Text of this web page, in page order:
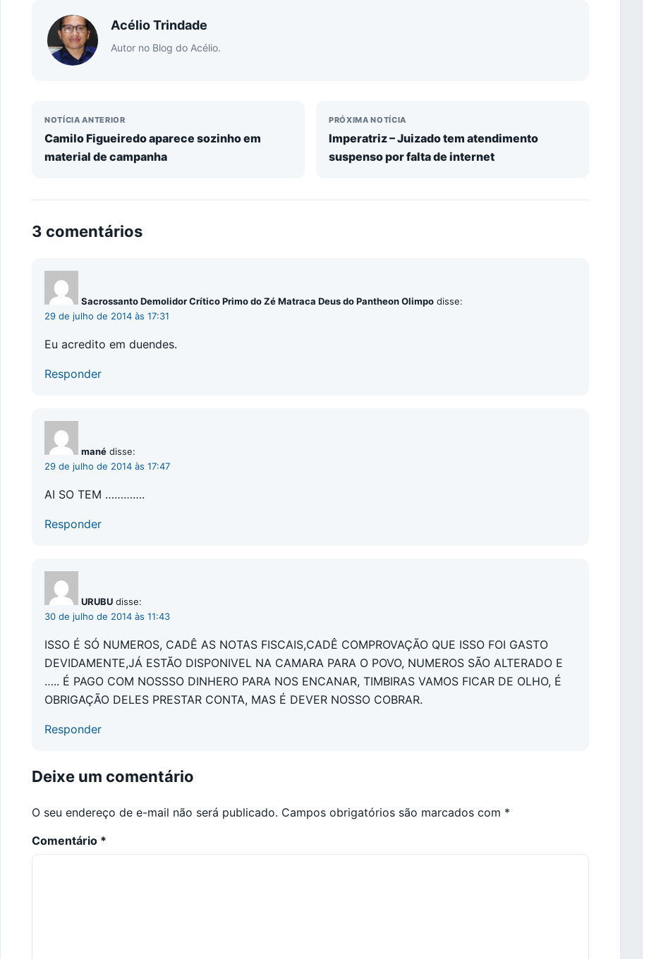
Acélio Trindade
Autor no Blog do Acélio.
NOTÍCIA ANTERIOR
Camilo Figueiredo aparece sozinho em
material de campanha
PRÓXIMA NOTÍCIA
Imperatriz – Juizado tem atendimento
suspenso por falta de internet
3 comentários
Sacrossanto Demolidor Crítico Primo do Zé Matraca Deus do Pantheon Olimpo disse:
29 de julho de 2014 às 17:31
Eu acredito em duendes.
Responder
mané disse:
29 de julho de 2014 às 17:47
AI SO TEM ………….
Responder
URUBU disse:
30 de julho de 2014 às 11:43
ISSO É SÓ NUMEROS, CADÊ AS NOTAS FISCAIS,CADÊ COMPROVAÇÃO QUE ISSO FOI GASTO
DEVIDAMENTE,JÁ ESTÃO DISPONIVEL NA CAMARA PARA O POVO, NUMEROS SÃO ALTERADO E
….. É PAGO COM NOSSSO DINHERO PARA NOS ENCANAR, TIMBIRAS VAMOS FICAR DE OLHO, É
OBRIGAÇÃO DELES PRESTAR CONTA, MAS É DEVER NOSSO COBRAR.
Responder
Deixe um comentário
O seu endereço de e-mail não será publicado. Campos obrigatórios são marcados com *
Comentário *